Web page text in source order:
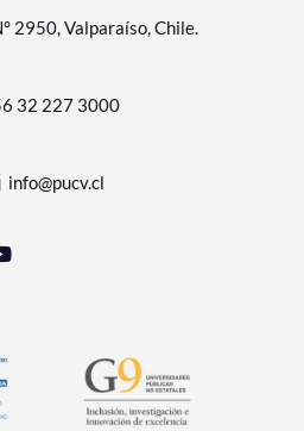
2950, Valparaíso, Chile.
32 227 3000
info@pucv.cl